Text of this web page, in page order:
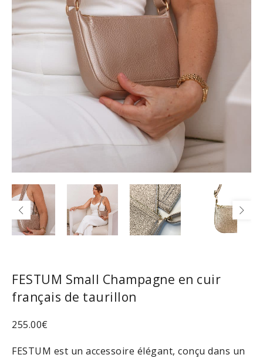
FESTUM Small Champagne en cuir
français de taurillon
255.00€
FESTUM est un accessoire élégant, conçu dans un